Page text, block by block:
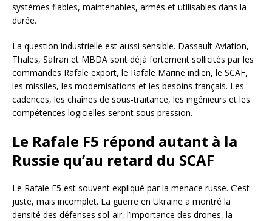
systèmes fiables, maintenables, armés et utilisables dans la
durée.
La question industrielle est aussi sensible. Dassault Aviation,
Thales, Safran et MBDA sont déjà fortement sollicités par les
commandes Rafale export, le Rafale Marine indien, le SCAF,
les missiles, les modernisations et les besoins français. Les
cadences, les chaînes de sous-traitance, les ingénieurs et les
compétences logicielles seront sous pression.
Le Rafale F5 répond autant à la
Russie qu’au retard du SCAF
Le Rafale F5 est souvent expliqué par la menace russe. C’est
juste, mais incomplet. La guerre en Ukraine a montré la
densité des défenses sol-air, l’importance des drones, la